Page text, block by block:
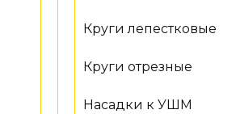
Круги лепестковые
Круги отрезные
Насадки к УШМ